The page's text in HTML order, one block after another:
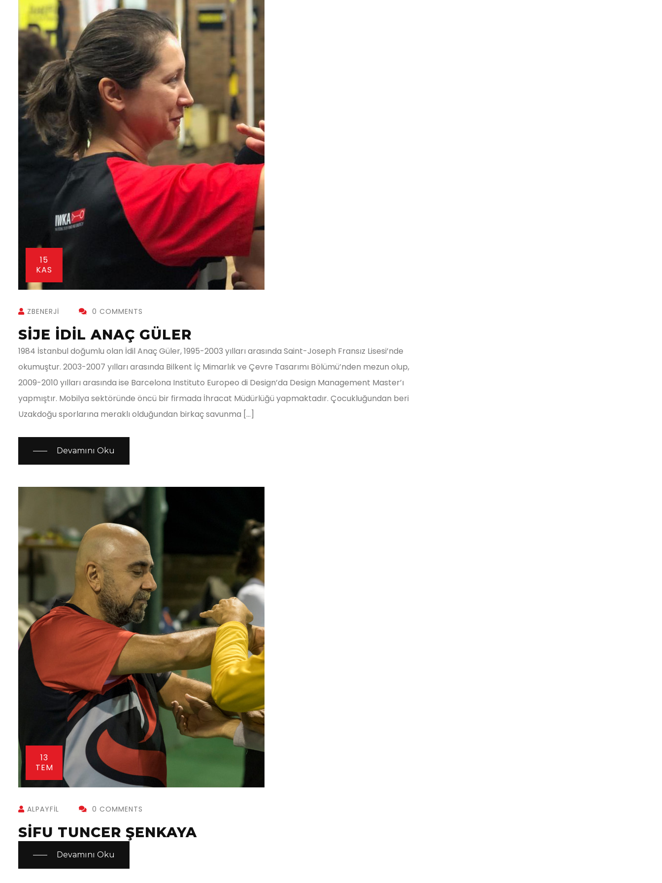
15
KAS
ZBENERJI 0 COMMENTS
SIJE İDIL ANAÇ GÜLER
1984 İstanbul doğumlu olan İdil Anaç Güler, 1995-2003 yılları arasında Saint-Joseph Fransız Lisesi’nde
okumuştur. 2003-2007 yılları arasında Bilkent İç Mimarlık ve Çevre Tasarımı Bölümü’nden mezun olup,
2009-2010 yılları arasında ise Barcelona Instituto Europeo di Design’da Design Management Master’ı
yapmıştır. Mobilya sektöründe öncü bir firmada İhracat Müdürlüğü yapmaktadır. Çocukluğundan beri
Uzakdoğu sporlarına meraklı olduğundan birkaç savunma […]
Devamını Oku
13
TEM
ALPAYFIL 0 COMMENTS
SIFU TUNCER ŞENKAYA
Devamını Oku